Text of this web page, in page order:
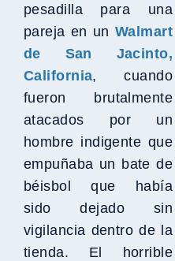
pesadilla para una
pareja en unWalmart
de San Jacinto,
California, cuando
fueron brutalmente
atacados por un
hombre indigente que
empuñaba un bate de
béisbol que había
sido dejado sin
vigilancia dentro de la
tienda. El horrible